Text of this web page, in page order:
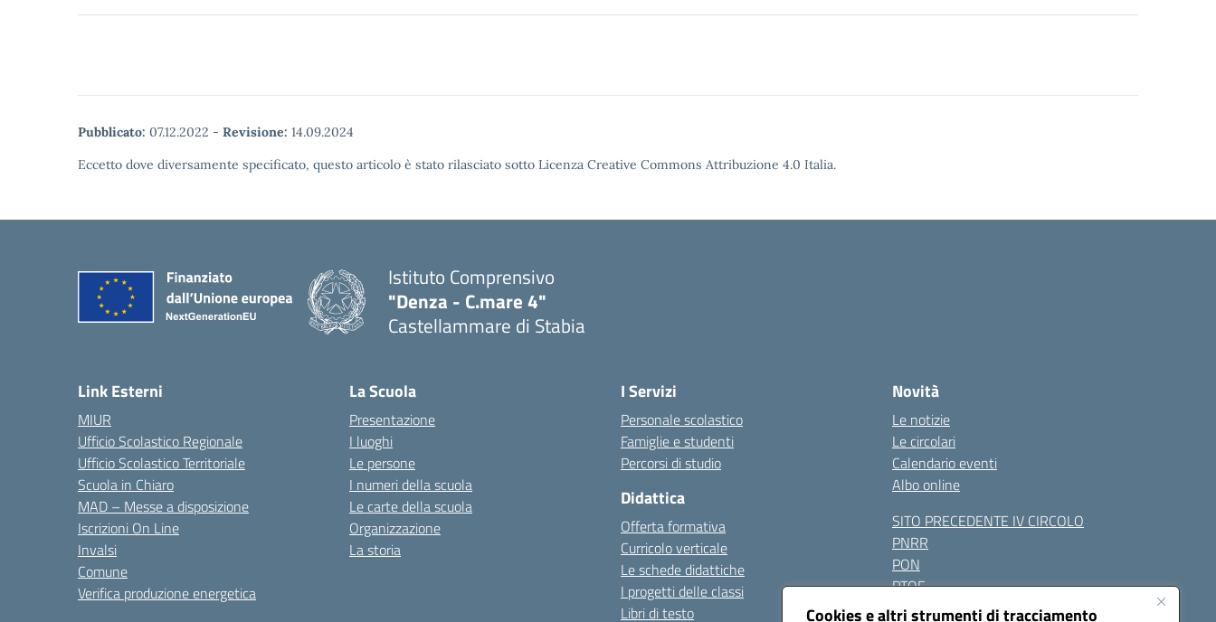
Cookies e altri strumenti di tracciamento
Pubblicato: 07.12.2022 - Revisione: 14.09.2024
Eccetto dove diversamente specificato, questo articolo è stato rilasciato sotto Licenza Creative Commons Attribuzione 4.0 Italia.
Istituto Comprensivo
"Denza - C.mare 4"
Castellammare di Stabia
Link Esterni
MIUR
Ufficio Scolastico Regionale
Ufficio Scolastico Territoriale
Scuola in Chiaro
MAD – Messe a disposizione
Iscrizioni On Line
Invalsi
Comune
Verifica produzione energetica
La Scuola
Presentazione
I luoghi
Le persone
I numeri della scuola
Le carte della scuola
Organizzazione
La storia
I Servizi
Personale scolastico
Famiglie e studenti
Percorsi di studio
Didattica
Offerta formativa
Curricolo verticale
Le schede didattiche
I progetti delle classi
Libri di testo
Novità
Le notizie
Le circolari
Calendario eventi
Albo online
SITO PRECEDENTE IV CIRCOLO
PNRR
PON
PTOF
Contatti